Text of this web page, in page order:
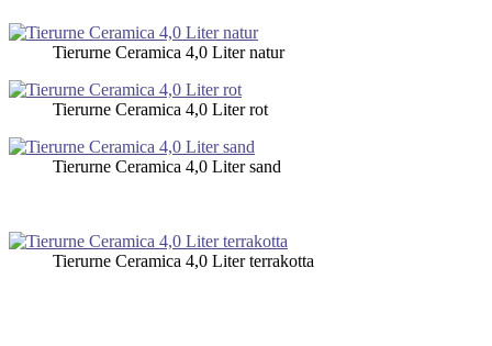
Tierurne Ceramica 4,0 Liter natur
Tierurne Ceramica 4,0 Liter rot
Tierurne Ceramica 4,0 Liter sand
Tierurne Ceramica 4,0 Liter terrakotta